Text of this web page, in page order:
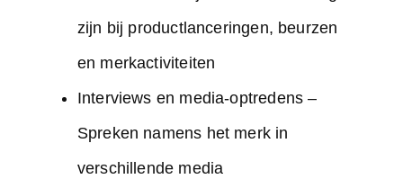
zijn bij productlanceringen, beurzen
en merkactiviteiten
Interviews en media-optredens –
Spreken namens het merk in
verschillende media